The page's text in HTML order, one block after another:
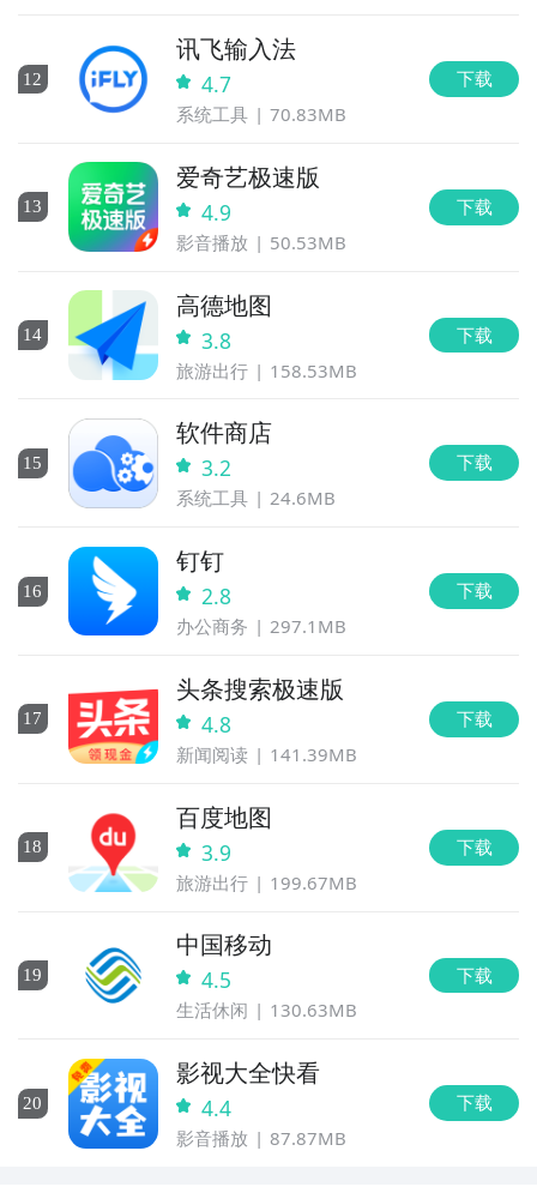
12
讯飞输入法
4.7
系统工具 70.83MB
下载
13
爱奇艺极速版
4.9
影音播放 50.53MB
下载
14
高德地图
3.8
旅游出行 158.53MB
下载
15
软件商店
3.2
系统工具 24.6MB
下载
16
钉钉
2.8
办公商务 297.1MB
下载
17
头条搜索极速版
4.8
新闻阅读 141.39MB
下载
18
百度地图
3.9
旅游出行 199.67MB
下载
19
中国移动
4.5
生活休闲 130.63MB
下载
20
影视大全快看
4.4
影音播放 87.87MB
下载